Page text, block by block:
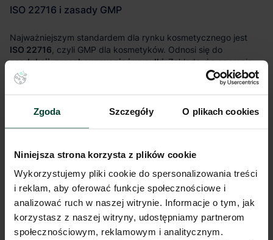
Zgoda Szczegóły O plikach cookies
Niniejsza strona korzysta z plików cookie
Wykorzystujemy pliki cookie do spersonalizowania treści
i reklam, aby oferować funkcje społecznościowe i
analizować ruch w naszej witrynie. Informacje o tym, jak
korzystasz z naszej witryny, udostępniamy partnerom
społecznościowym, reklamowym i analitycznym.
ISO 22716
produkcji, przechowywania i wysyłki.
procedury przyjęcia i zwalniania towaru,
jasne zasady higieny i sprzątania,
nadzór nad niezgodnościami i reklamacjami,
możliwość pełnego śledzenia partii.